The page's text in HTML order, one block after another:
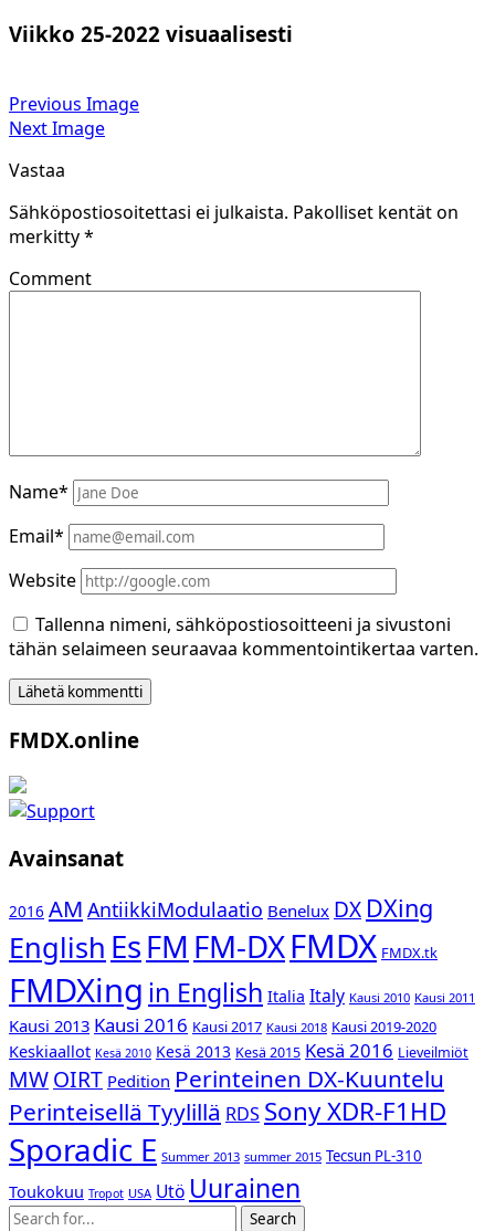
Viikko 25-2022 visuaalisesti
Previous Image
Next Image
Vastaa
Sähköpostiosoitettasi ei julkaista. Pakolliset kentät on
merkitty*
Comment
Name*
Email*
Website
Tallenna nimeni, sähköpostiosoitteeni ja sivustoni
tähän selaimeen seuraavaa kommentointikertaa varten.
Sidebar
FMDX.online
Avainsanat
2016 AM AntiikkiModulaatio Benelux DX DXing
English EsFM FM-DXFMDX FMDX.tk
FMDXing in English Italia Italy Kausi 2010 Kausi 2011
Kausi 2013 Kausi 2016 Kausi 2017 Kausi 2018 Kausi 2019-2020
Keskiaallot Kesä 2010 Kesä 2013 Kesä 2015 Kesä 2016 Lieveilmiöt
MWOIRT Pedition Perinteinen DX-Kuuntelu
Perinteisellä Tyylillä RDS Sony XDR-F1HD
Sporadic E Summer 2013 summer 2015 Tecsun PL-310
Toukokuu Tropot USA Utö Uurainen
Search